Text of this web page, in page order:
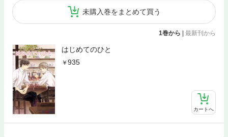
未購入巻をまとめて買う
1巻から 最新刊から
はじめてのひと
935
カートへ